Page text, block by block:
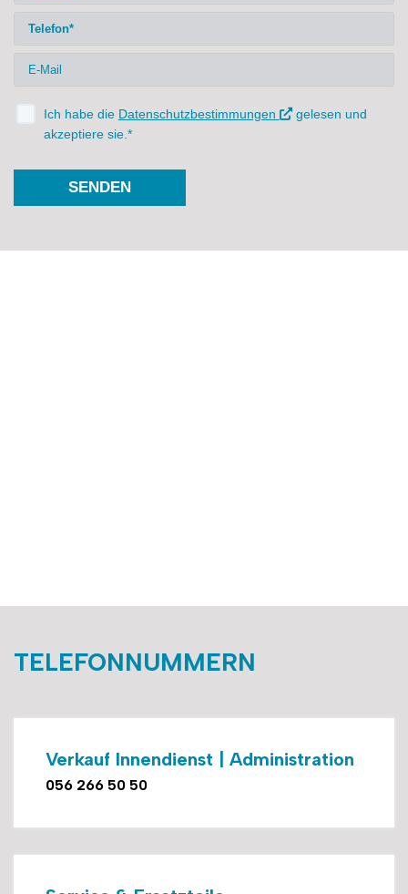
Ich habe die Datenschutzbestimmungen
gelesen und
akzeptiere sie.*
SENDEN
TELEFONNUMMERN
Verkauf Innendienst | Administration
056 266 50 50